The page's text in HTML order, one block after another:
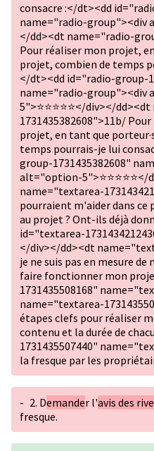
consacre :</dt><dd
name="radio-group"><div
</dd><dt name="radio-
Pour réaliser mon projet,
projet, combien de temps
</dt><dd id="radio-group-
name="radio-group"><div
5">⭐⭐⭐⭐⭐</div></
1731435382608">11b/
projet, en tant que
temps pourrais-je lui
group-1731435382608"
alt="option-
name="textarea-
pourraient m'aider dans ce
au projet ? Ont-ils déjà
id="textarea-
</div></dd><dt
je ne suis pas en mesure
faire fonctionner mon
1731435508168"
name="textarea-
étapes clefs pour réaliser
contenu et la durée de
1731435507440"
la fresque par les
- 2. Demander l'avis des
fresque.